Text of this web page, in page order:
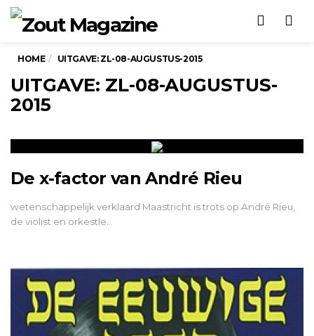
HOME UITGAVE: ZL-08-AUGUSTUS-2015
UITGAVE: ZL-08-AUGUSTUS-
2015
De x-factor van André Rieu
wetenschappelijk verklaard Maastricht is trots op André Rieu,
de violist en orkestle…